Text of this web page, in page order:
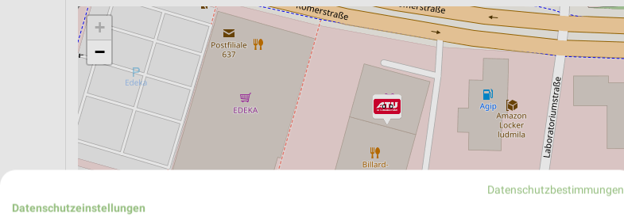
+
−
Datenschutzbestimmungen
Datenschutzeinstellungen